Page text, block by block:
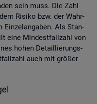
sein muss. Die Zahl
Ri­si­ko bzw. der Wahr­
Ein­zel­an­ga­ben. Als Stan­
eine Min­dest­fall­zahl von
hohen De­tail­lie­rungs­
auch mit grö­ßer